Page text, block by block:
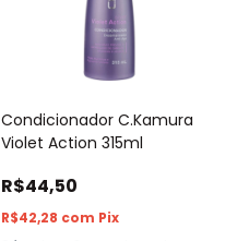
Condicionador C.Kamura
Violet Action 315ml
R$44,50
R$42,28 com Pix